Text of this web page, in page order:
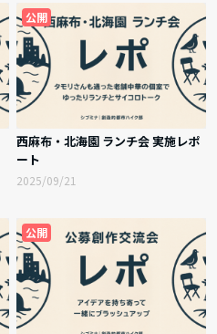
公開
西麻布・北海園 ランチ会 実施レポ
ート
2025/09/21
公開